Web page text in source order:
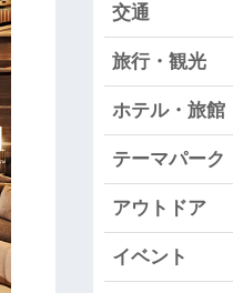
交通
旅行・観光
ホテル・旅館
テーマパーク
アウトドア
イベント